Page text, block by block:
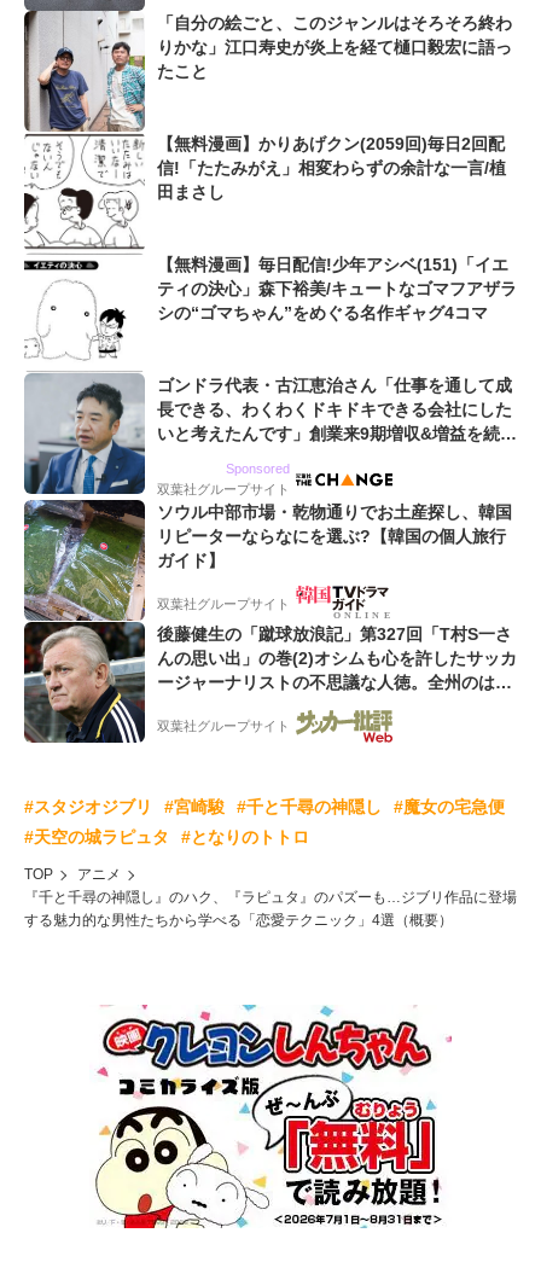
「自分の絵ごと、このジャンルはそろそろ終わ
りかな」江口寿史が炎上を経て樋口毅宏に語っ
たこと
【無料漫画】かりあげクン(2059回)毎日2回配
信!「たたみがえ」相変わらずの余計な一言/植
田まさし
【無料漫画】毎日配信!少年アシベ(151)「イエ
ティの決心」森下裕美/キュートなゴマフアザラ
シの“ゴマちゃん”をめぐる名作ギャグ4コマ
ゴンドラ代表・古江恵治さん「仕事を通して成
長できる、わくわくドキドキできる会社にした
いと考えたんです」創業来9期増収&増益を続け
Sponsored
双葉社グループサイト
ソウル中部市場・乾物通りでお土産探し、韓国
リピーターならなにを選ぶ?【韓国の個人旅行
ガイド】
双葉社グループサイト
後藤健生の「蹴球放浪記」第327回「T村S一さ
んの思い出」の巻(2)オシムも心を許したサッカ
ージャーナリストの不思議な人徳。全州のはず
が原州へ? 愛すべき男の“大迷子”伝説
双葉社グループサイト
#スタジオジブリ #宮崎駿 #千と千尋の神隠し
#魔女の宅急便
#天空の城ラピュタ
#となりのトトロ
TOP
アニメ
『千と千尋の神隠し』のハク、『ラピュタ』のパズーも…ジブリ作品に登場
する魅力的な男性たちから学べる「恋愛テクニック」4選（概要）